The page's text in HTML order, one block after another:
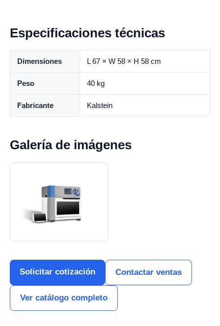
Especificaciones técnicas
Dimensiones L 67 × W 58 × H 58 cm
Peso 40 kg
Fabricante Kalstein
Galería de imágenes
Solicitar cotización Contactar ventas
Ver catálogo completo